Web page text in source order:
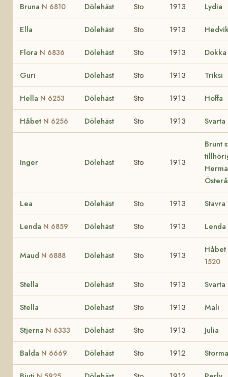
Bruna N 6810 Dölehäst Sto 1913 Lydia
Ella Dölehäst Sto 1913
Flora N 6836 Dölehäst Sto 1913 Dokka
Guri Dölehäst Sto 1913 Triksi
Hella N 6253 Dölehäst Sto 1913 Hoffa
Håbet N 6256 Dölehäst Sto 1913 Svarta
Inger Dölehäst Sto 1913
Brunt
Lea Dölehäst Sto 1913 Stavra
Lenda N 6859 Dölehäst Sto 1913 Lenda
Maud N 6888 Dölehäst Sto 1913
Håbet
1520
Stella Dölehäst Sto 1913 Svarta
Stella Dölehäst Sto 1913 Mali
Stjerna N 6333 Dölehäst Sto 1913 Julia
Balda N 6669 Dölehäst Sto 1912 Storma